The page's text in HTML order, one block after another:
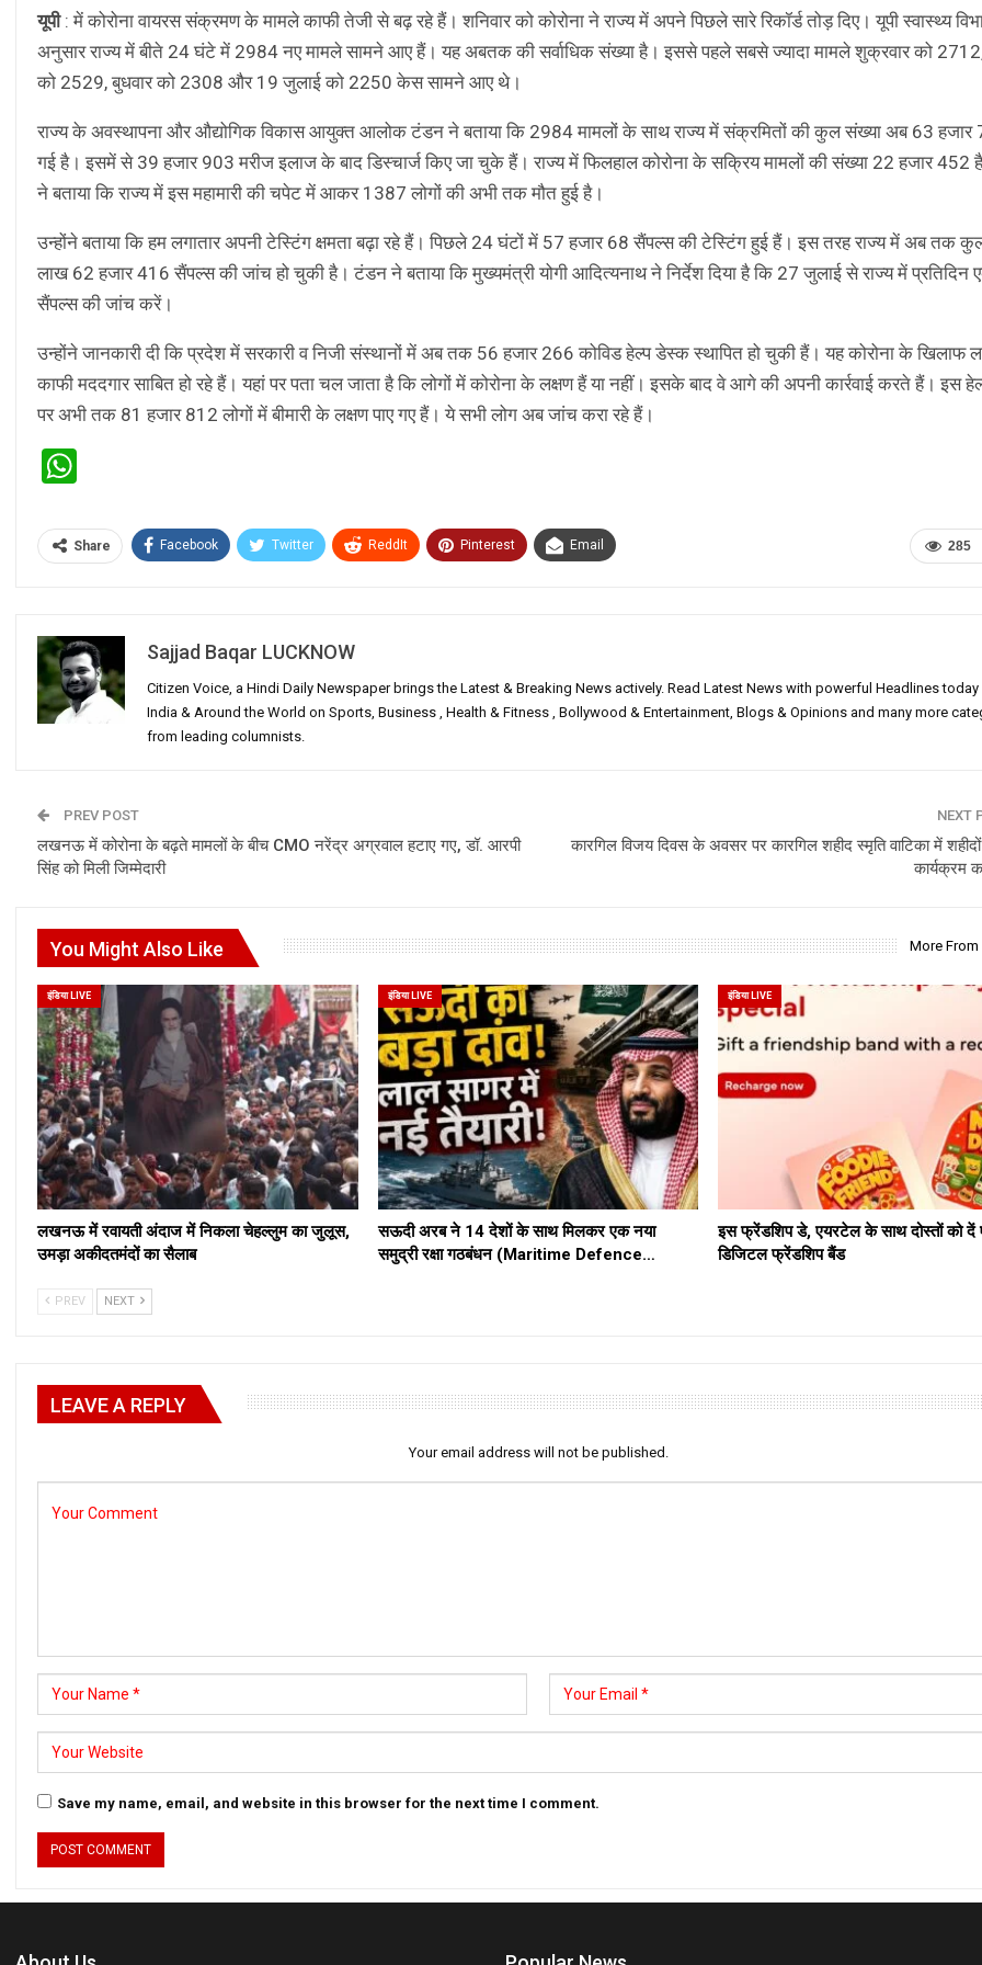
यूपी: में कोरोना वायरस संक्रमण के मामले काफी तेजी से बढ़ रहे हैं। शनिवार को कोरोना ने राज्य में अपने पिछले सारे रिकॉर्ड तोड़ दिए। यूपी स्वास्थ्य
अनुसार राज्य में बीते 24 घंटे में 2984 नए मामले सामने आए हैं। यह अबतक की सर्वाधिक संख्या है। इससे पहले सबसे ज्यादा मामले शुक्रवार को
को 2529, बुधवार को 2308 और 19 जुलाई को 2250 केस सामने आए थे।
राज्य के अवस्थापना और औद्योगिक विकास आयुक्त आलोक टंडन ने बताया कि 2984 मामलों के साथ राज्य में संक्रमितों की कुल संख्या अब 63 हजार
गई है। इसमें से 39 हजार 903 मरीज इलाज के बाद डिस्चार्ज किए जा चुके हैं। राज्य में फिलहाल कोरोना के सक्रिय मामलों की संख्या 22 हजार 452
ने बताया कि राज्य में इस महामारी की चपेट में आकर 1387 लोगों की अभी तक मौत हुई है।
उन्होंने बताया कि हम लगातार अपनी टेस्टिंग क्षमता बढ़ा रहे हैं। पिछले 24 घंटों में 57 हजार 68 सैंपल्स की टेस्टिंग हुई हैं। इस तरह राज्य में अब तक
लाख 62 हजार 416 सैंपल्स की जांच हो चुकी है। टंडन ने बताया कि मुख्यमंत्री योगी आदित्यनाथ ने निर्देश दिया है कि 27 जुलाई से राज्य में प्रतिदिन
सैंपल्स की जांच करें।
उन्होंने जानकारी दी कि प्रदेश में सरकारी व निजी संस्थानों में अब तक 56 हजार 266 कोविड हेल्प डेस्क स्थापित हो चुकी हैं। यह कोरोना के खिलाफ
काफी मददगार साबित हो रहे हैं। यहां पर पता चल जाता है कि लोगों में कोरोना के लक्षण हैं या नहीं। इसके बाद वे आगे की अपनी कार्रवाई करते हैं। इस
पर अभी तक 81 हजार 812 लोगों में बीमारी के लक्षण पाए गए हैं। ये सभी लोग अब जांच करा रहे हैं।
285
Share Facebook Twitter ReddIt Pinterest Email
Sajjad Baqar LUCKNOW
Citizen Voice, a Hindi Daily Newspaper brings the Latest & Breaking News actively. Read Latest News with powerful Headlines
India & Around the World on Sports, Business , Health & Fitness , Bollywood & Entertainment, Blogs & Opinions and many more
from leading columnists.
PREV POST
लखनऊ में कोरोना के बढ़ते मामलों के बीच CMO नरेंद्र अग्रवाल हटाए गए, डॉ. आरपी
सिंह को मिली जिम्मेदारी
NEXT
कारगिल विजय दिवस के अवसर पर कारगिल शहीद स्मृति वाटिका में
कार्यक्रम
You Might Also Like More
इंडिया LIVE
लखनऊ में रवायती अंदाज में निकला चेहल्लुम का जुलूस,
उमड़ा अकीदतमंदों का सैलाब
इंडिया LIVE
सऊदी अरब ने 14 देशों के साथ मिलकर एक नया
समुद्री रक्षा गठबंधन (Maritime Defence…
इंडिया LIVE
इस फ्रेंडशिप डे, एयरटेल के साथ दोस्तों को
डिजिटल फ्रेंडशिप बैंड
PREV NEXT
LEAVE A REPLY
Your email address will not be published.
Save my name, email, and website in this browser for the next time I comment.